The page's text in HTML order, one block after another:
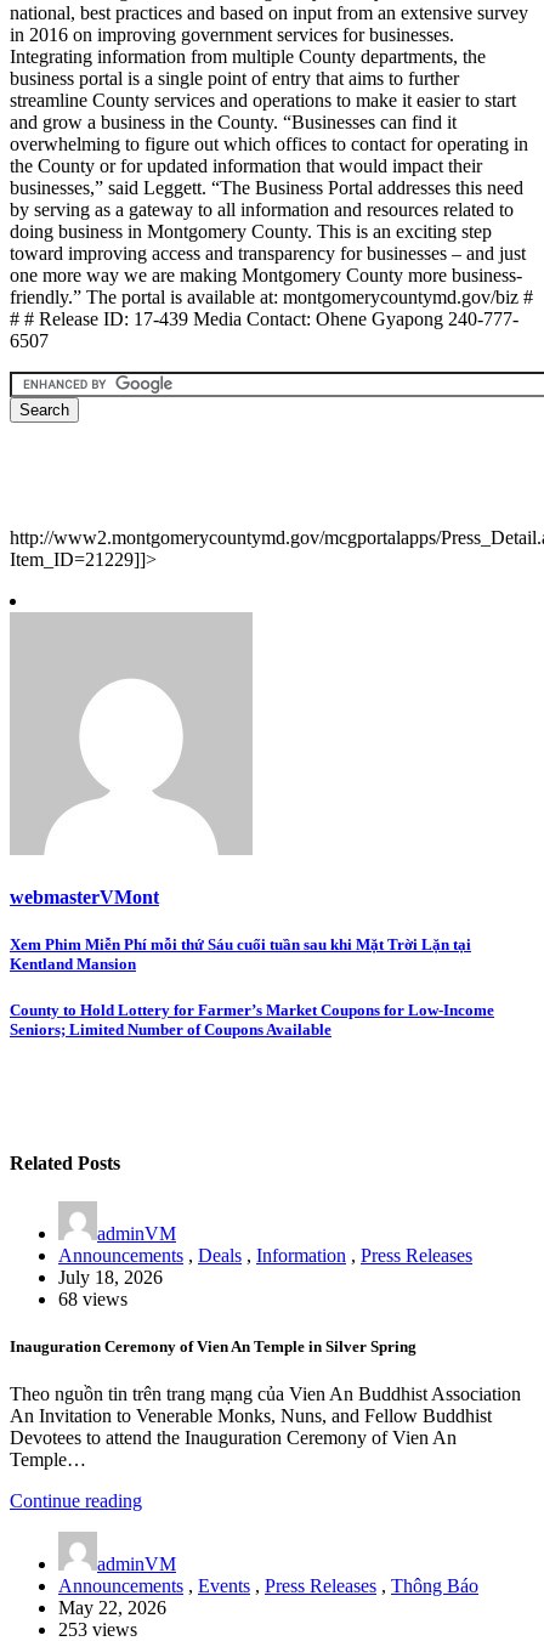
national, best practices and based on input from an extensive survey
in 2016 on improving government services for businesses.
Integrating information from multiple County departments, the
business portal is a single point of entry that aims to further
streamline County services and operations to make it easier to start
and grow a business in the County. “Businesses can find it
overwhelming to figure out which offices to contact for operating in
the County or for updated information that would impact their
businesses,” said Leggett. “The Business Portal addresses this need
by serving as a gateway to all information and resources related to
doing business in Montgomery County. This is an exciting step
toward improving access and transparency for businesses – and just
one more way we are making Montgomery County more business-
friendly.” The portal is available at: montgomerycountymd.gov/biz #
# # Release ID: 17-439 Media Contact: Ohene Gyapong 240-777-
6507
http://www2.montgomerycountymd.gov/mcgportalapps/
Item_ID=21229]]>
webmasterVMont
Post
navigation
Xem Phim Miễn Phí mỗi thứ Sáu cuối tuần sau khi Mặt Trời Lặn tại
Kentland Mansion
County to Hold Lottery for Farmer’s Market Coupons for Low-Income
Seniors; Limited Number of Coupons Available
Related Posts
adminVM
Announcements , Deals , Information , Press Releases
July 18, 2026
68 views
Inauguration Ceremony of Vien An Temple in Silver Spring
Theo nguồn tin trên trang mạng của Vien An Buddhist Association
An Invitation to Venerable Monks, Nuns, and Fellow Buddhist
Devotees to attend the Inauguration Ceremony of Vien An
Temple…
Continue reading
adminVM
Announcements , Events , Press Releases , Thông Báo
May 22, 2026
253 views